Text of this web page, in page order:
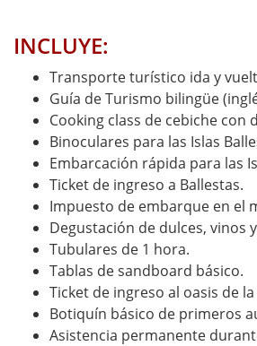
INCLUYE:
Transporte turístico ida y
Guía de Turismo bilingüe
Cooking class de cebiche con
Binoculares para las Islas
Embarcación rápida para las
Ticket de ingreso a Ballestas.
Impuesto de embarque en el
Degustación de dulces, vinos
Tubulares de 1 hora.
Tablas de sandboard básico.
Ticket de ingreso al oasis de
Botiquín básico de primeros
Asistencia permanente